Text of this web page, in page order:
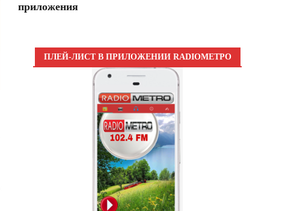
приложения
ПЛЕЙ-ЛИСТ В ПРИЛОЖЕНИИ RADIOМЕТРО